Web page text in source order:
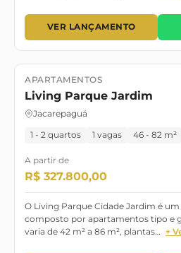
VER LANÇAMENTO
Lançamento
APARTAMENTOS
Living Parque Jardim
Jacarepaguá
1 - 2 quartos 1 vagas 46 - 82 m²
A partir de
R$ 327.800,00
O Living Parque Cidade Jardim é
composto por apartamentos tipo e
varia de 42 m² a 86 m², plantas… +